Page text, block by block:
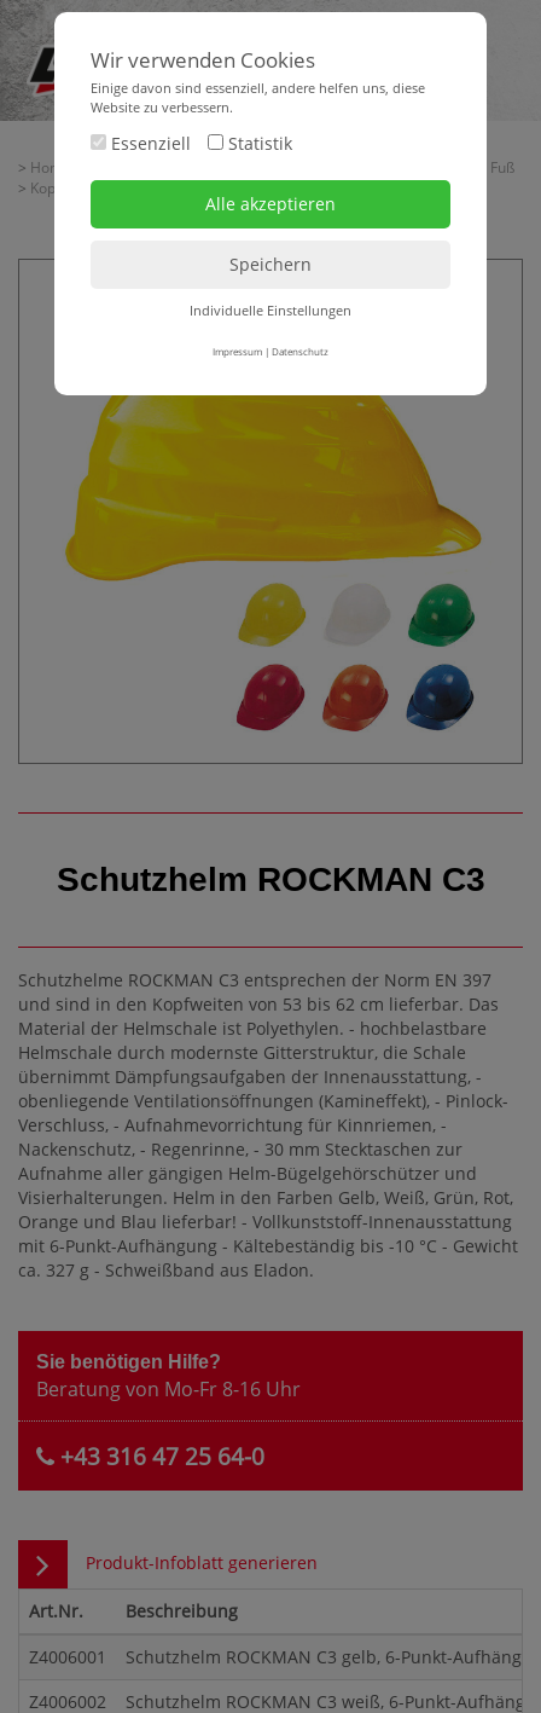
> Home
Schutzausrüstung von Kopf bis Fuß
> Kopfschutz
Schutzhelm ROCKMAN C3
Schutzhelme ROCKMAN C3 entsprechen der Norm EN 397
und sind in den Kopfweiten von 53 bis 62 cm lieferbar. Das
Material der Helmschale ist Polyethylen. - hochbelastbare
Helmschale durch modernste Gitterstruktur, die Schale
übernimmt Dämpfungsaufgaben der Innenausstattung, -
obenliegende Ventilationsöffnungen (Kamineffekt), - Pinlock-
Verschluss, - Aufnahmevorrichtung für Kinnriemen, -
Nackenschutz, - Regenrinne, - 30 mm Stecktaschen zur
Aufnahme aller gängigen Helm-Bügelgehörschützer und
Visierhalterungen. Helm in den Farben Gelb, Weiß, Grün, Rot,
Orange und Blau lieferbar! - Vollkunststoff-Innenausstattung
mit 6-Punkt-Aufhängung - Kältebeständig bis -10 °C - Gewicht
ca. 327 g - Schweißband aus Eladon.
Sie benötigen Hilfe?
Beratung von Mo-Fr 8-16 Uhr
+43 316 47 25 64-0
Produkt-Infoblatt generieren
Art.Nr.
Beschreibung
Z4006001
Schutzhelm ROCKMAN C3 gelb, 6-Punkt-
Z4006002
Schutzhelm ROCKMAN C3 weiß, 6-Punkt-
Wir verwenden Cookies
Einige davon sind essenziell, andere helfen uns, diese
Website zu verbessern.
Essenziell Statistik
Individuelle Einstellungen
Impressum| Datenschutz